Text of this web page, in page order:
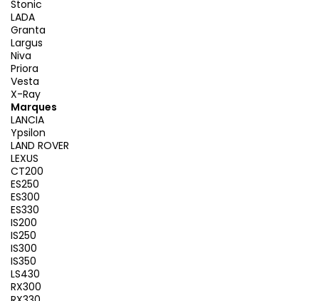
Stonic
LADA
Granta
Largus
Niva
Priora
Vesta
X-Ray
Marques
LANCIA
Ypsilon
LAND ROVER
LEXUS
CT200
ES250
ES300
ES330
IS200
IS250
IS300
IS350
LS430
RX300